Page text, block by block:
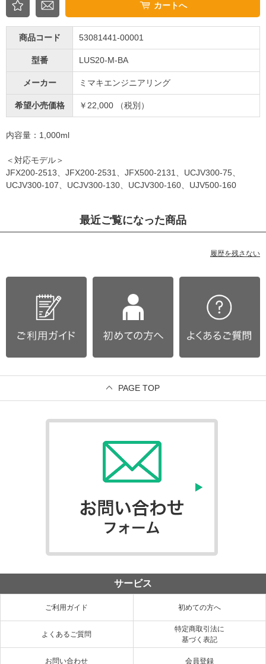
カートへ
商品コード 53081441-00001
型番 LUS20-M-BA
メーカー ミマキエンジニアリング
希望小売価格 ￥22,000 （税別）
内容量：1,000ml
＜対応モデル＞
JFX200-2513、JFX200-2531、JFX500-2131、UCJV300-75、
UCJV300-107、UCJV300-130、UCJV300-160、UJV500-160
最近ご覧になった商品
履歴を残さない
PAGE TOP
サービス
ご利用ガイド 初めての方へ
よくあるご質問
特定商取引法に
基づく表記
お問い合わせ 会員登録